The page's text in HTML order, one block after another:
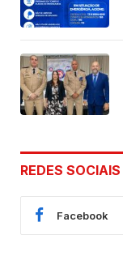
REDES SOCIAIS
Facebook